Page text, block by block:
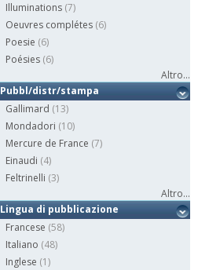
Illuminations (7)
Oeuvres complétes (6)
Poesie (6)
Poésies (6)
Altro...
Pubbl/distr/stampa
Gallimard (13)
Mondadori (10)
Mercure de France (7)
Einaudi (4)
Feltrinelli (3)
Altro...
Lingua di pubblicazione
Francese (58)
Italiano (48)
Inglese (1)